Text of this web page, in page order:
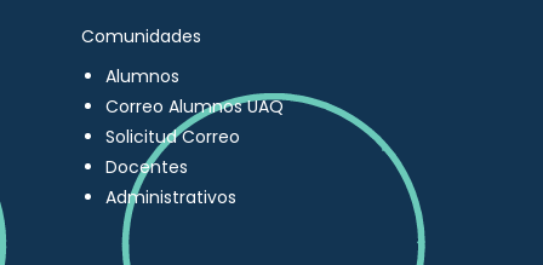
Comunidades
Alumnos
Correo Alumnos UAQ
Solicitud Correo
Docentes
Administrativos